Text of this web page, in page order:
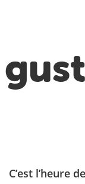
C’est l’heure